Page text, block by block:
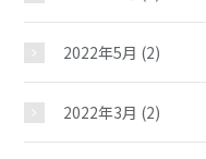
2022年5月 (2)
2022年3月 (2)